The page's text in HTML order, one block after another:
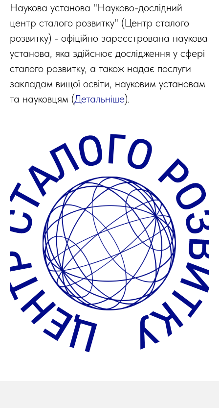
Наукова установа "Науково-дослідний
центр сталого розвитку" (Центр сталого
розвитку) - офіційно зареєстрована наукова
установа, яка здійснює дослідження у сфері
сталого розвитку, а також надає послуги
закладам вищої освіти, науковим установам
та науковцям (Детальніше).